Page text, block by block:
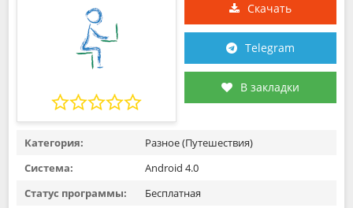
Скачать
Telegram
В закладки
Категория:
Разное (Путешествия)
Система:
Android 4.0
Статус программы:
Бесплатная